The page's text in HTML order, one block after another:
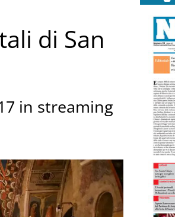
di San
in streaming